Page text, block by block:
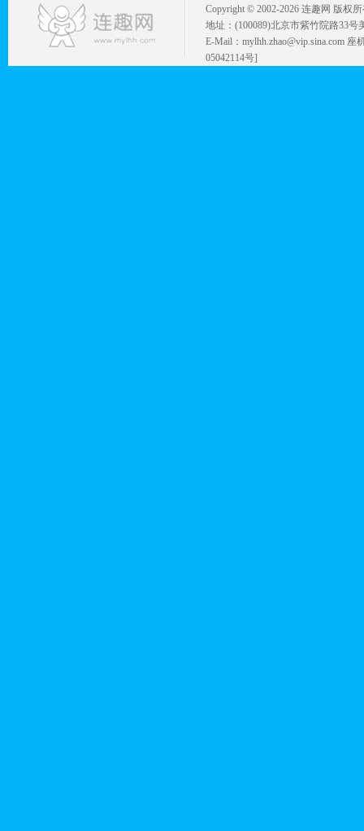
Copyright © 2002-2026 连趣网 版权
地址：(100089)北京市紫竹院路33号
E-Mail：mylhh.zhao@vip.sina.com
05042114号]